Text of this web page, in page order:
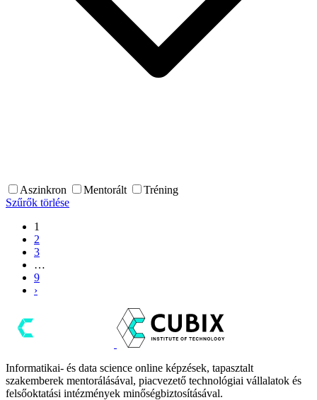
Aszinkron Mentorált
Tréning
Szűrők törlése
1
2
3
…
9
›
Informatikai- és data science online képzések, tapasztalt
szakemberek mentorálásával, piacvezető technológiai vállalatok és
felsőoktatási intézmények minőségbiztosításával.